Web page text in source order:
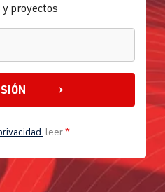
proyectos
leer*